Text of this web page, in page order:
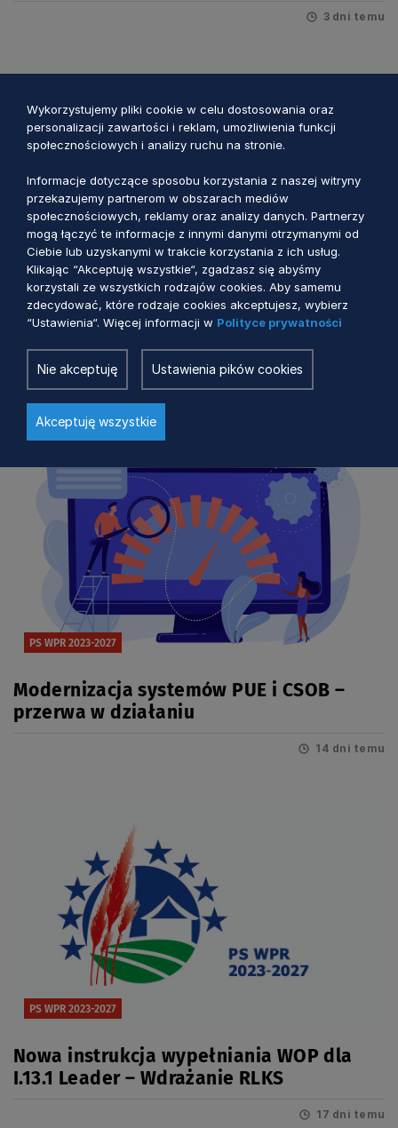
3 dni temu
PS WPR 2023-2027
Aktualizacja harmonogramu naborów
wniosków w ramach PS WPR 2023-2027
PS WPR 2023-2027
Modernizacja systemów PUE i CSOB –
przerwa w działaniu
14 dni temu
PS WPR 2023-2027
Nowa instrukcja wypełniania WOP dla
I.13.1 Leader – Wdrażanie RLKS
17 dni temu
Wykorzystujemy pliki cookie w celu dostosowania oraz
personalizacji zawartości i reklam, umożliwienia funkcji
społecznościowych i analizy ruchu na stronie.
Informacje dotyczące sposobu korzystania z naszej witryny
przekazujemy partnerom w obszarach mediów
społecznościowych, reklamy oraz analizy danych. Partnerzy
mogą łączyć te informacje z innymi danymi otrzymanymi od
Ciebie lub uzyskanymi w trakcie korzystania z ich usług.
Klikając “Akceptuję wszystkie“, zgadzasz się abyśmy
korzystali ze wszystkich rodzajów cookies. Aby samemu
zdecydować, które rodzaje cookies akceptujesz, wybierz
“Ustawienia“. Więcej informacji w Polityce prywatności
Nie akceptuję Ustawienia pików cookies
Akceptuję wszystkie